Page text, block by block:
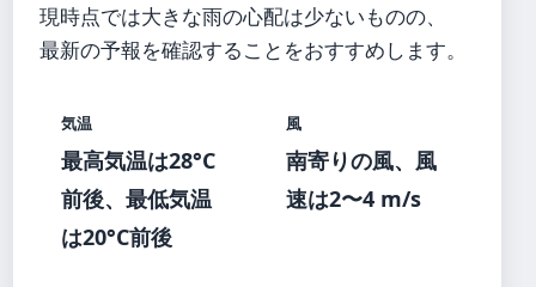
現時点では大きな雨の心配は少ないものの、
最新の予報を確認することをおすすめします。
気温
最高気温は28°C
前後、最低気温
は20°C前後
風
南寄りの風、風
速は2〜4 m/s